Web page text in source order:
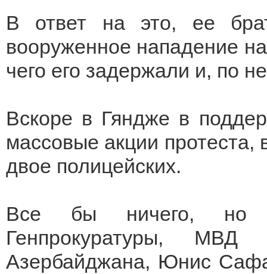
В ответ на это, ее
вооруженное нападение
чего его задержали и, по
Вскоре в Гяндже в
массовые акции протеста,
двое полицейских.
Все бы ничего, но
Генпрокуратуры, МВД
Азербайджана, Юнис